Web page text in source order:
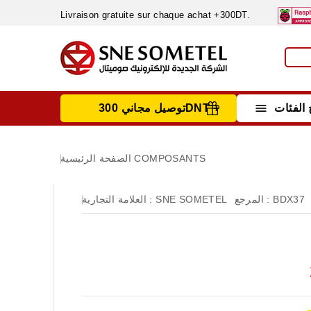
Livraison gratuite sur chaque achat +300DT.
 توصيل مجاني 300DNT +
الصفحة الرئيسية COMPOSANTS
العلامة التجارية : SNE SOMETEL المرجع : BDX37